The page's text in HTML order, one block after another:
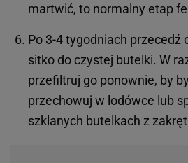
martwić, to normalny etap
Po 3-4 tygodniach przecedź
sitko do czystej butelki. W
przefiltruj go ponownie, by
przechowuj w lodówce lub
szklanych butelkach z